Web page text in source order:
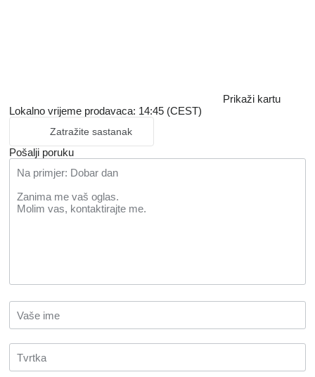
Prikaži kartu
Lokalno vrijeme prodavaca: 14:45 (CEST)
Zatražite sastanak
Pošalji poruku